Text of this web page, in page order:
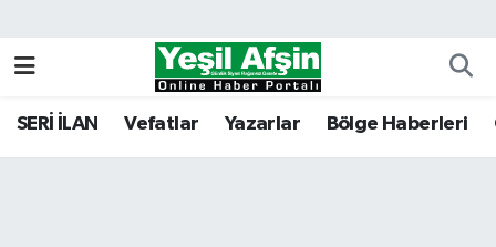
SERİ İLAN Vefatlar Yazarlar Bölge Haberleri
Kahramanmaraş Nöbetçi Eczaneler